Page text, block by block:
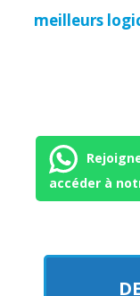
meilleurs
accéder à